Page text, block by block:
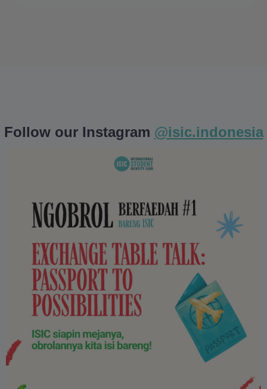
Follow our Instagram @isic.indonesia